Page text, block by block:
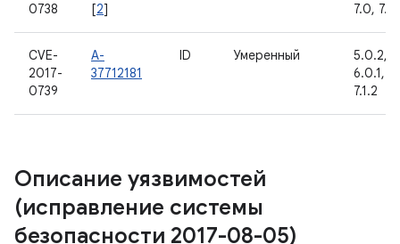
0738
[2]
7.0,
CVE-
2017-
0739
A-
37712181
ID Умеренный
5.0.2,
6.0.1,
7.1.2
Описание уязвимостей
(исправление системы
безопасности 2017-08-05)